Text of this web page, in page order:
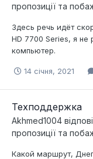
пропозиції та
Здесь речь идёт
HD 7700 Series, я не
компьютер.
14 січня, 2021
Техподдержка
Akhmed1004
пропозиції та
Какой маршрут,